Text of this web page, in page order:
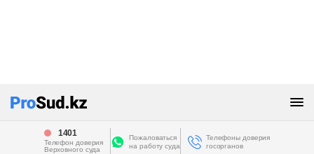
1401
Телефон доверия
Верховного суда
Пожаловаться
на работу суда
Телефоны доверия
госорганов